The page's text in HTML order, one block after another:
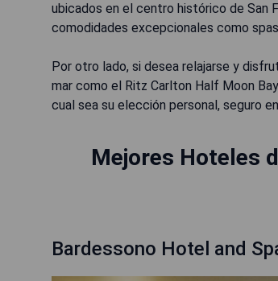
ubicados en el centro histórico de San
comodidades excepcionales como
Por otro lado, si desea relajarse y
mar como el Ritz Carlton Half Moon
cual sea su elección personal, seguro
Mejores Hoteles
Bardessono Hotel and